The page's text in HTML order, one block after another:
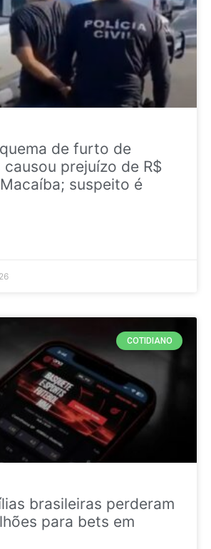
de furto de
causou prejuízo de R$
suspeito é
COTIDIANO
brasileiras perderam
para bets em